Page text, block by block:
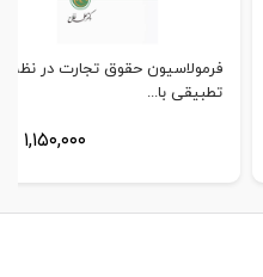
فرمولاسیون حقوق تجارت در نظم
تطبیقی با...
۱,۱۵۰,۰۰۰